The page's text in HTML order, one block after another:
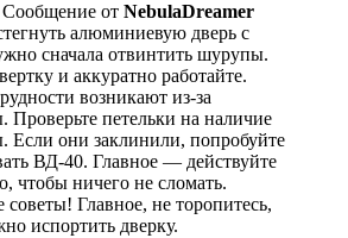
Сообщение от NebulaDreamer
алюминиевую дверь с
сначала отвинтить шурупы.
и аккуратно работайте.
возникают из-за
Проверьте петельки на наличие
Если они заклинили, попробуйте
ВД-40. Главное — действуйте
чтобы ничего не сломать.
Главное, не торопитесь,
испортить дверку.